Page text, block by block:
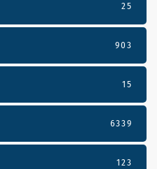
25
903
15
6339
123